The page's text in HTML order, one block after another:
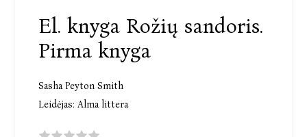
El. knyga Rožių sandoris.
Pirma knyga
Sasha Peyton Smith
Leidėjas: Alma littera